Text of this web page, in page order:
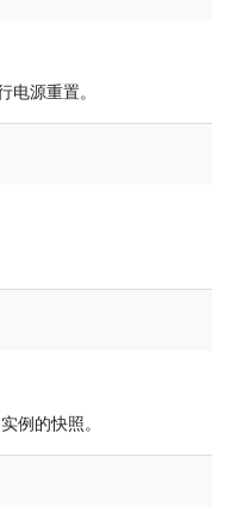
电源重置。
例的快照。